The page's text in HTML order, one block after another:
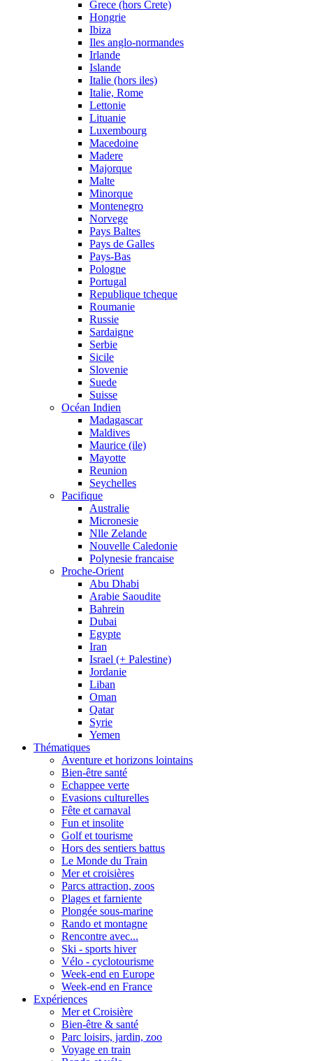
Grece (hors Crete)
Hongrie
Ibiza
Iles anglo-normandes
Irlande
Islande
Italie (hors iles)
Italie, Rome
Lettonie
Lituanie
Luxembourg
Macedoine
Madere
Majorque
Malte
Minorque
Montenegro
Norvege
Pays Baltes
Pays de Galles
Pays-Bas
Pologne
Portugal
Republique tcheque
Roumanie
Russie
Sardaigne
Serbie
Sicile
Slovenie
Suede
Suisse
Océan Indien
Madagascar
Maldives
Maurice (ile)
Mayotte
Reunion
Seychelles
Pacifique
Australie
Micronesie
Nlle Zelande
Nouvelle Caledonie
Polynesie francaise
Proche-Orient
Abu Dhabi
Arabie Saoudite
Bahrein
Dubai
Egypte
Iran
Israel (+ Palestine)
Jordanie
Liban
Oman
Qatar
Syrie
Yemen
Thématiques
Aventure et horizons lointains
Bien-être santé
Echappee verte
Evasions culturelles
Fête et carnaval
Fun et insolite
Golf et tourisme
Hors des sentiers battus
Le Monde du Train
Mer et croisières
Parcs attraction, zoos
Plages et farniente
Plongée sous-marine
Rando et montagne
Rencontre avec...
Ski - sports hiver
Vélo - cyclotourisme
Week-end en Europe
Week-end en France
Expériences
Mer et Croisière
Bien-être & santé
Parc loisirs, jardin, zoo
Voyage en train